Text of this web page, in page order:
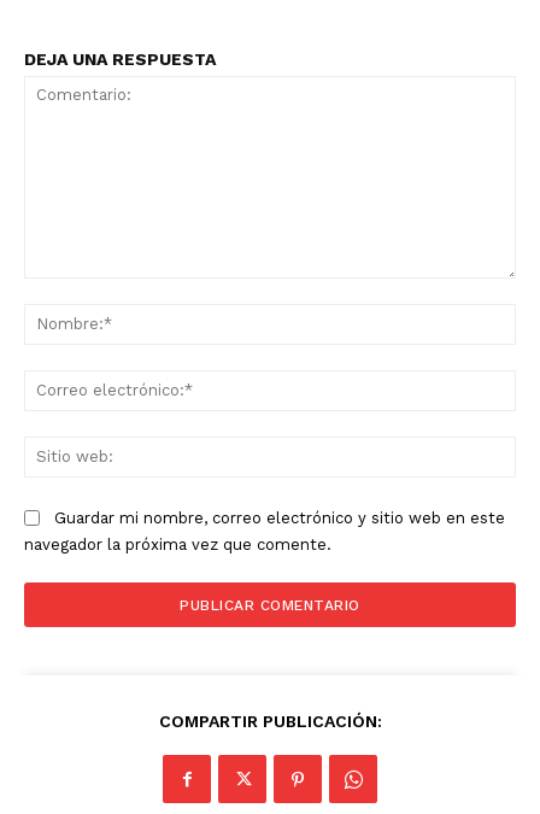
DEJA UNA RESPUESTA
Guardar mi nombre, correo electrónico y sitio web en este
navegador la próxima vez que comente.
COMPARTIR PUBLICACIÓN: